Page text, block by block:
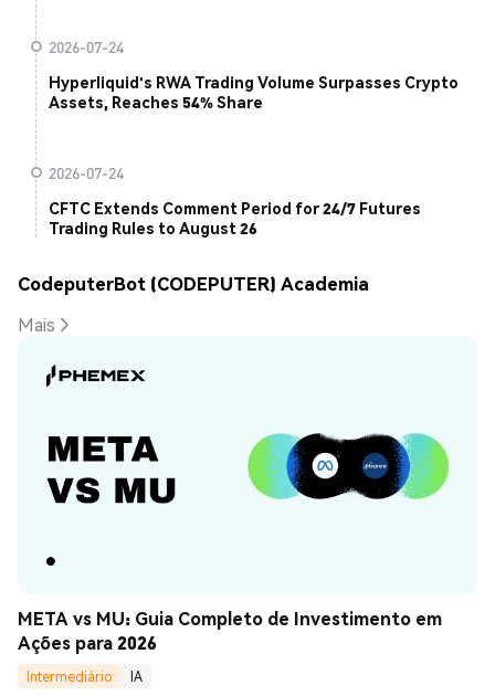
2026-07-24
Hyperliquid's RWA Trading Volume Surpasses Crypto
Assets, Reaches 54% Share
2026-07-24
CFTC Extends Comment Period for 24/7 Futures
Trading Rules to August 26
CodeputerBot (CODEPUTER) Academia
Mais
META vs MU: Guia Completo de Investimento em
Ações para 2026
Intermediário
IA